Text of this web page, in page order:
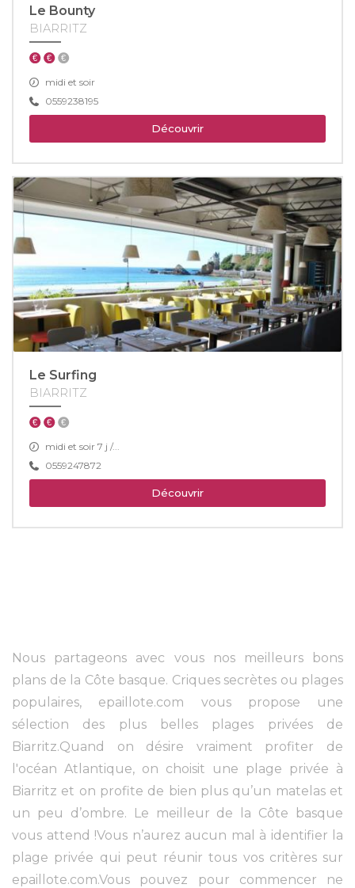
Le Bounty
BIARRITZ
midi et soir
0559238195
Découvrir
Le Surfing
BIARRITZ
midi et soir 7 j /...
0559247872
Découvrir
Nous partageons avec vous nos meilleurs bons
plans de la Côte basque. Criques secrètes ou plages
populaires, epaillote.com vous propose une
sélection des plus belles plages privées de
Biarritz.Quand on désire vraiment profiter de
l'océan Atlantique, on choisit une plage privée à
Biarritz et on profite de bien plus qu’un matelas et
un peu d’ombre. Le meilleur de la Côte basque
vous attend !Vous n’aurez aucun mal à identifier la
plage privée qui peut réunir tous vos critères sur
epaillote.com.Vous pouvez pour commencer ne